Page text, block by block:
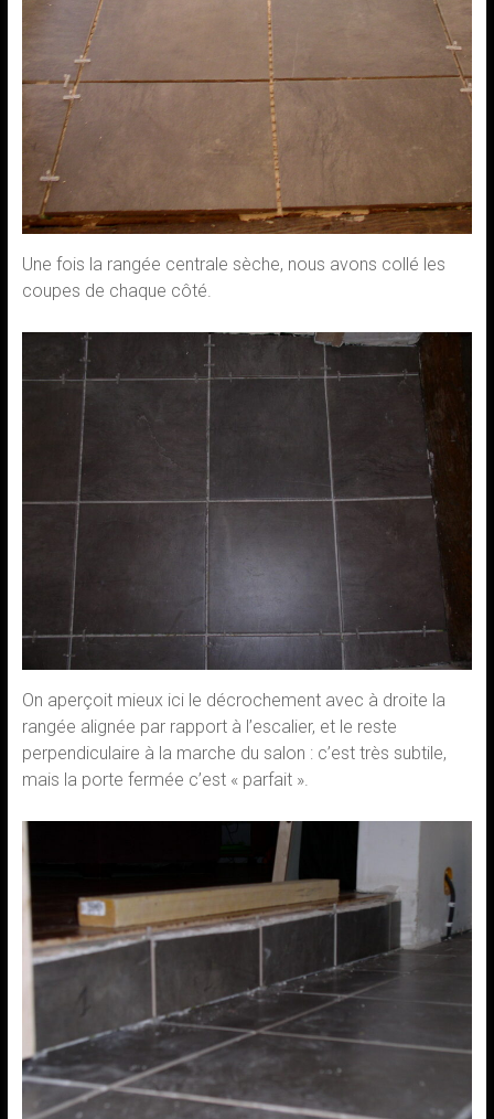
Une fois la rangée centrale sèche, nous avons collé les
coupes de chaque côté.
On aperçoit mieux ici le décrochement avec à droite la
rangée alignée par rapport à l’escalier, et le reste
perpendiculaire à la marche du salon : c’est très subtile,
mais la porte fermée c’est « parfait ».